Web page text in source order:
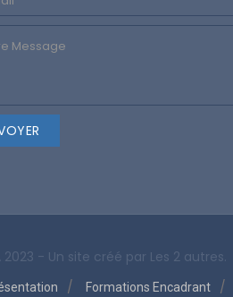
2023 - Un site créé par Les 2 autres.
Formations Encadrant